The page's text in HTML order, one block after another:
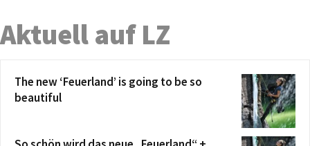
Aktuell auf LZ
The new ‘Feuerland’ is going to be so
beautiful